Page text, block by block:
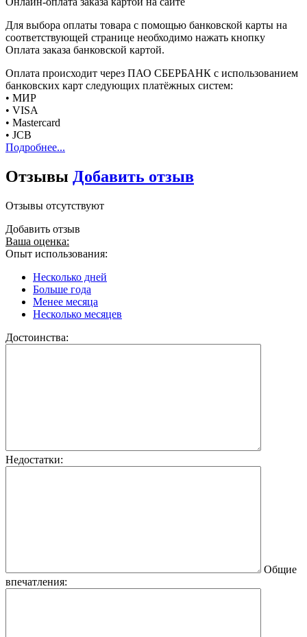
Для выбора оплаты товара с помощью банковской карты на
соответствующей странице необходимо нажать кнопку
Оплата заказа банковской картой.
Оплата происходит через ПАО СБЕРБАНК с использованием
банковских карт следующих платёжных систем:
• МИР
• VISA
• Mastercard
• JCB
Подробнее...
Отзывы Добавить отзыв
Отзывы отсутствуют
Добавить отзыв
Ваша оценка:
Опыт использования:
Несколько дней
Больше года
Менее месяца
Несколько месяцев
Достоинства:
Недостатки:
Общие
впечатления: